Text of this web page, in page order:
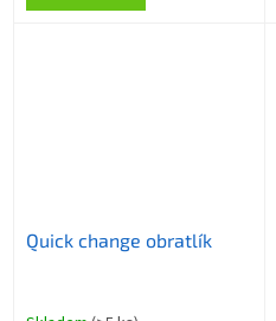
Quick change obratlík